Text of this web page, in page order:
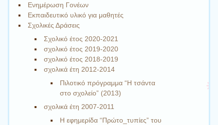
Ενημέρωση Γονέων
Εκπαιδευτικό υλικό για μαθητές
Σχολικές Δράσεις
Σχολικό έτος 2020-2021
σχολικό έτος 2019-2020
σχολικό έτος 2018-2019
σχολικά έτη 2012-2014
Πιλοτικό πρόγραμμα “Η τσάντα
στο σχολείο” (2013)
σχολικά έτη 2007-2011
Η εφημερίδα “Πρώτο_τυπίες” του